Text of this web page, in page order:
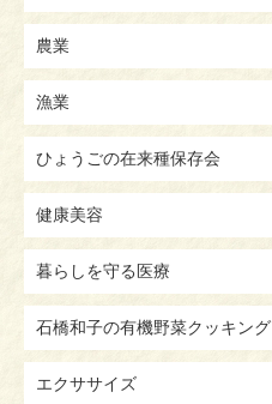
農業
漁業
ひょうごの在来種保存会
健康美容
暮らしを守る医療
石橋和子の有機野菜クッキング
エクササイズ